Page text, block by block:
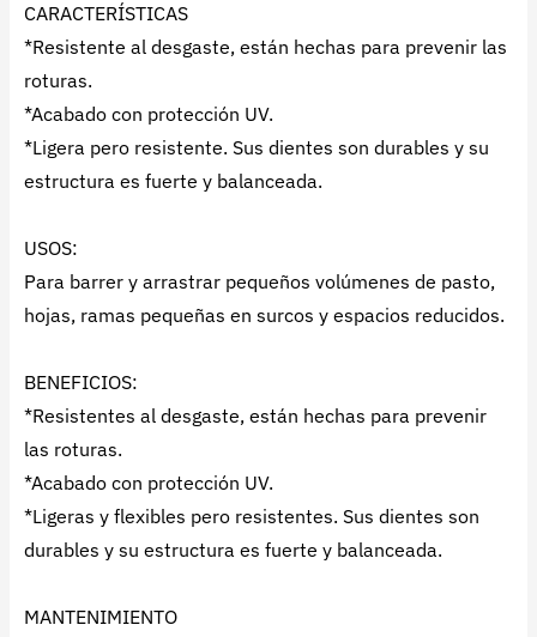
CARACTERÍSTICAS
*Resistente al desgaste, están hechas para prevenir las
roturas.
*Acabado con protección UV.
*Ligera pero resistente. Sus dientes son durables y su
estructura es fuerte y balanceada.
USOS:
Para barrer y arrastrar pequeños volúmenes de pasto,
hojas, ramas pequeñas en surcos y espacios reducidos.
BENEFICIOS:
*Resistentes al desgaste, están hechas para prevenir
las roturas.
*Acabado con protección UV.
*Ligeras y flexibles pero resistentes. Sus dientes son
durables y su estructura es fuerte y balanceada.
MANTENIMIENTO